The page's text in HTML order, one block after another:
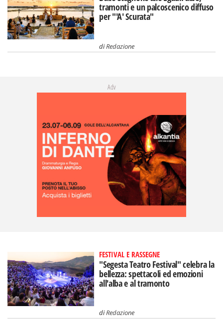
tramonti e un palcoscenico diffuso
per "'A' Scurata"
diRedazione
Adv
FESTIVAL E RASSEGNE
"Segesta Teatro Festival" celebra la
bellezza: spettacoli ed emozioni
all'alba e al tramonto
diRedazione